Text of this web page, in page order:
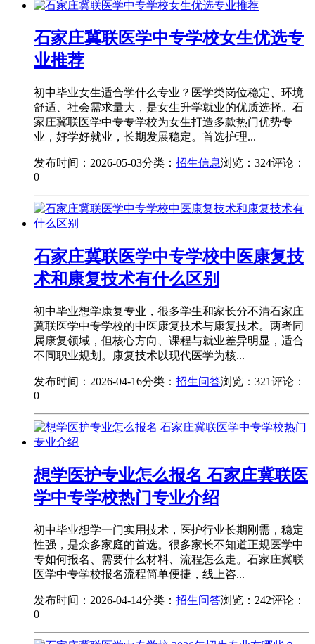
石家庄冀联医学中专学校女生优选专
业推荐
初中毕业女生适合学什么专业？医学类岗位稳定、环境
舒适、社会需求量大，是女生升学就业的优质选择。石
家庄冀联医学中专专学校为女生打造多款热门优势专
业，好学好就业，长期发展稳定。首选护理...
发布时间：2026-05-03分类： 招生信息浏览：324评论：
0
石家庄冀联医学中专学校中医康复技
术和康复技术有什么区别
初中毕业想学康复专业，很多学生和家长分不清石家庄
冀联医学中专学校的中医康复技术与康复技术。两者同
属康复领域，但核心方向、课程与就业差异明显，适合
不同职业规划。康复技术以现代医学为核...
发布时间：2026-04-16分类： 招生问答浏览：321评论：
0
想学医护专业怎么报名 石家庄冀联医
学中专学校热门专业介绍
初中毕业想学一门实用技术，医护行业长期刚需，稳定
性强，是众多家庭的首选。很多家长不知道正规医学中
专如何报名、需要什么材料、流程怎么走。石家庄冀联
医学中专学校报名流程简单便捷，线上咨...
发布时间：2026-04-14分类： 招生问答浏览：242评论：
0